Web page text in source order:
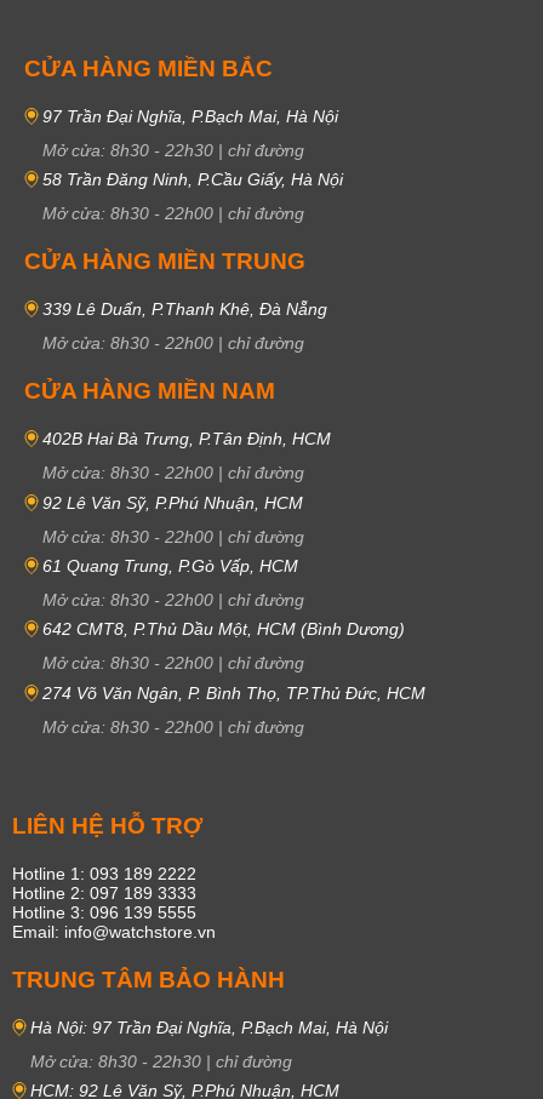
CỬA HÀNG MIỀN BẮC
97 Trần Đại Nghĩa, P.Bạch Mai, Hà Nội
Mở cửa: 8h30 - 22h30 | chỉ đường
58 Trần Đăng Ninh, P.Cầu Giấy, Hà Nội
Mở cửa: 8h30 - 22h00 | chỉ đường
CỬA HÀNG MIỀN TRUNG
339 Lê Duẩn, P.Thanh Khê, Đà Nẵng
Mở cửa: 8h30 - 22h00 | chỉ đường
CỬA HÀNG MIỀN NAM
402B Hai Bà Trưng, P.Tân Định, HCM
Mở cửa: 8h30 - 22h00 | chỉ đường
92 Lê Văn Sỹ, P.Phú Nhuận, HCM
Mở cửa: 8h30 - 22h00 | chỉ đường
61 Quang Trung, P.Gò Vấp, HCM
Mở cửa: 8h30 - 22h00 | chỉ đường
642 CMT8, P.Thủ Dầu Một, HCM (Bình Dương)
Mở cửa: 8h30 - 22h00 | chỉ đường
274 Võ Văn Ngân, P. Bình Thọ, TP.Thủ Đức, HCM
Mở cửa: 8h30 - 22h00 | chỉ đường
LIÊN HỆ HỖ TRỢ
Hotline 1: 093 189 2222
Hotline 2: 097 189 3333
Hotline 3: 096 139 5555
Email: info@watchstore.vn
TRUNG TÂM BẢO HÀNH
Hà Nội: 97 Trần Đại Nghĩa, P.Bạch Mai, Hà Nội
Mở cửa: 8h30 - 22h30 | chỉ đường
HCM: 92 Lê Văn Sỹ, P.Phú Nhuận, HCM